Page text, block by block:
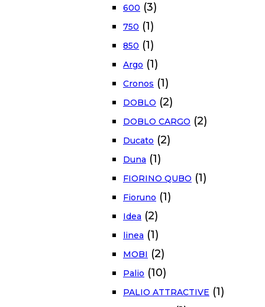
600 (3)
750 (1)
850 (1)
Argo (1)
Cronos (1)
DOBLO (2)
DOBLO CARGO (2)
Ducato (2)
Duna (1)
FIORINO QUBO (1)
Fioruno (1)
Idea (2)
linea (1)
MOBI (2)
Palio (10)
PALIO ATTRACTIVE (1)